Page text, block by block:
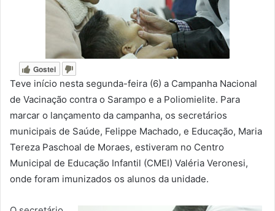
Gostei
Teve início nesta segunda-feira (6) a Campanha Nacional
de Vacinação contra o Sarampo e a Poliomielite. Para
marcar o lançamento da campanha, os secretários
municipais de Saúde, Felippe Machado, e Educação, Maria
Tereza Paschoal de Moraes, estiveram no Centro
Municipal de Educação Infantil (CMEI) Valéria Veronesi,
onde foram imunizados os alunos da unidade.